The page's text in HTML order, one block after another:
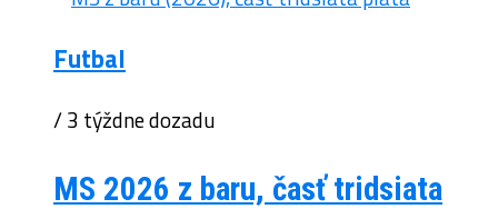
Futbal
/ 3 týždne dozadu
MS 2026 z baru, časť tridsiata